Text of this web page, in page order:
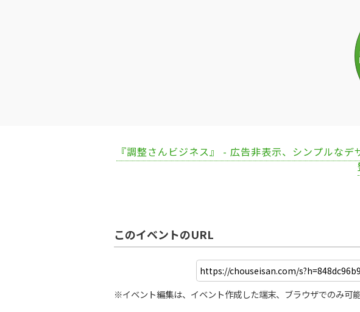
『調整さんビジネス』 - 広告非表示、シンプルな
このイベントのURL
※イベント編集は、イベント作成した端末、ブラウザでのみ可